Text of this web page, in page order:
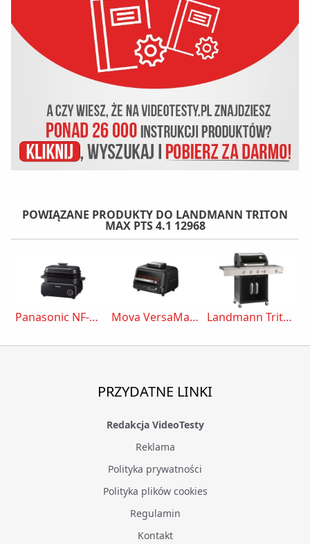
POWIĄZANE PRODUKTY DO LANDMANN TRITON
MAX PTS 4.1 12968
Panasonic NF-GM600 Mova VersaMaster IG20 Pro Landmann Triton Max PTS 4.1 12968
PRZYDATNE LINKI
Redakcja VideoTesty
Reklama
Polityka prywatności
Polityka plików cookies
Regulamin
Kontakt